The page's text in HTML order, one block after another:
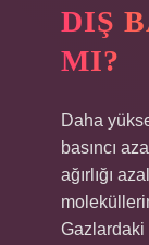
DIŞ
MI?
Daha
basıncı
ağırlığı
Gazlardaki